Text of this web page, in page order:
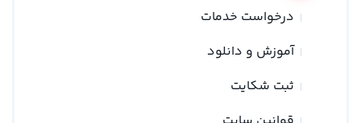
درخواست خدمات
آموزش و دانلود
ثبت شکایت